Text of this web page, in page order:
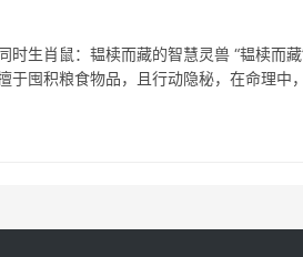
生肖鼠：韫椟而藏的智慧灵兽 “韫椟而藏
囤积粮食物品，且行动隐秘，在命理中